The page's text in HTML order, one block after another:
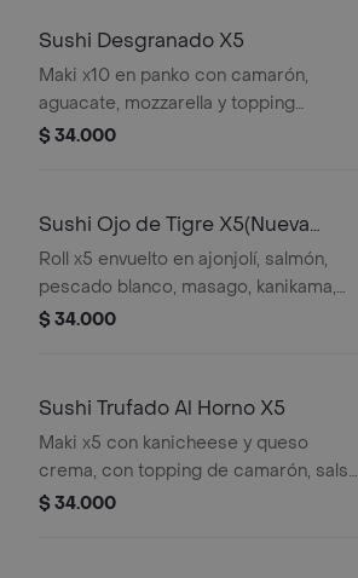
Sushi Desgranado X5
Maki x10 en panko con camarón,
aguacate, mozzarella y topping
flambeado de salsa de queso,
$ 34.000
Sushi Ojo de Tigre X5(Nueva
Receta)
Roll x5 envuelto en ajonjolí, salmón,
pescado blanco, masago, kanikama,
aguacate, salsa picante.
$ 34.000
Sushi Trufado Al Horno X5
Maki x5 con kanicheese y queso
crema, con topping de camarón, salsa
trufada y parmesano, terminado con
$ 34.000